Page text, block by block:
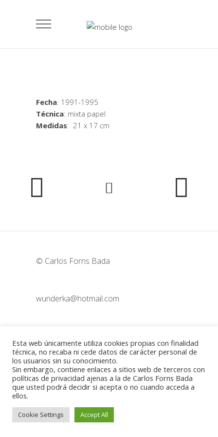
Fecha: 1991-1995
Técnica: mixta papel
Medidas: 21 x 17 cm
© Carlos Forns Bada
wunderka@hotmail.com
Política de cookies-Aviso legal
Esta web únicamente utiliza cookies propias con finalidad
técnica, no recaba ni cede datos de carácter personal de
los usuarios sin su conocimiento.
Sin embargo, contiene enlaces a sitios web de terceros con
políticas de privacidad ajenas a la de Carlos Forns Bada
que usted podrá decidir si acepta o no cuando acceda a
ellos.
Cookie Settings Accept All